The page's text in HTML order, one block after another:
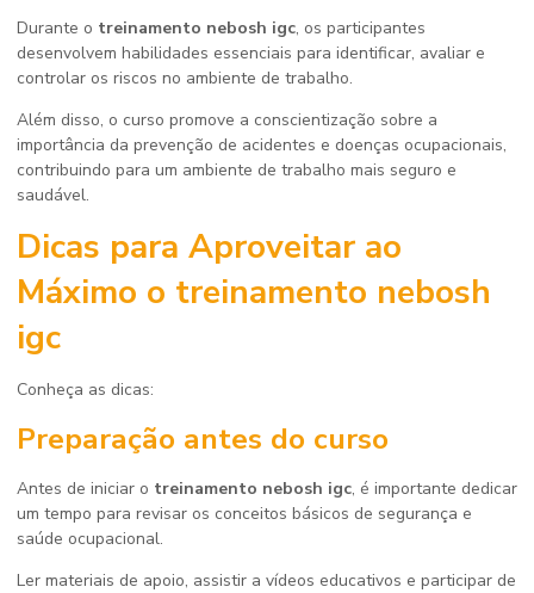
Durante o treinamento nebosh igc, os participantes
desenvolvem habilidades essenciais para identificar, avaliar e
controlar os riscos no ambiente de trabalho.
Além disso, o curso promove a conscientização sobre a
importância da prevenção de acidentes e doenças ocupacionais,
contribuindo para um ambiente de trabalho mais seguro e
saudável.
Dicas para Aproveitar ao
Máximo o treinamento nebosh
igc
Conheça as dicas:
Preparação antes do curso
Antes de iniciar o treinamento nebosh igc, é importante dedicar
um tempo para revisar os conceitos básicos de segurança e
saúde ocupacional.
Ler materiais de apoio, assistir a vídeos educativos e participar de